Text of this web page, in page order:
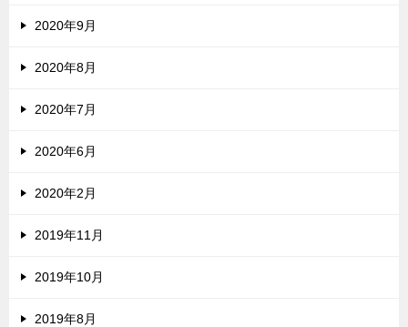
2020年9月
2020年8月
2020年7月
2020年6月
2020年2月
2019年11月
2019年10月
2019年8月